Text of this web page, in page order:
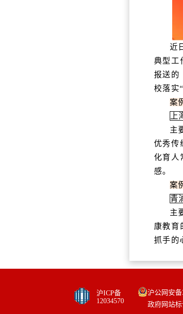
近
典型工
报送的
校落实
案
主
优秀传
化育人
感。
案
青
主
康教育
抓手的
沪ICP备
12034570
沪公网安备
政府网站标